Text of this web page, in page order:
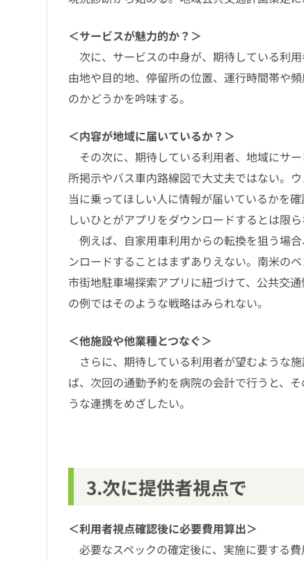
＜サービスが魅力的か？＞
次に、サービスの中身が、期待している利
由地や目的地、停留所の位置、運行時間帯や
のかどうかを吟味する。
＜内容が地域に届いているか？＞
その次に、期待している利用者、地域にサ
所掲示やバス車内路線図で大丈夫ではない。
当に乗ってほしい人に情報が届いているかを
しいひとがアプリをダウンロードするとは限ら
例えば、自家用車利用からの転換を狙う場
ンロードすることはまずありえない。南米の
市街地駐車場探索アプリに紐づけて、公共交
の例ではそのような戦略はみられない。
＜他施設や他業種とつなぐ＞
さらに、期待している利用者が望むような
ば、次回の通勤予約を病院の会計で行うと、
うな連携をめざしたい。
3.次に提供者視点で
＜利用者視点確認後に必要費用算出＞
必要なスペックの確定後に、実施に要する